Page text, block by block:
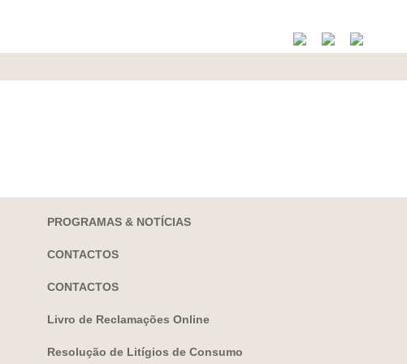
PROGRAMAS & NOTÍCIAS
CONTACTOS
CONTACTOS
Livro de Reclamações Online
Resolução de Litígios de Consumo